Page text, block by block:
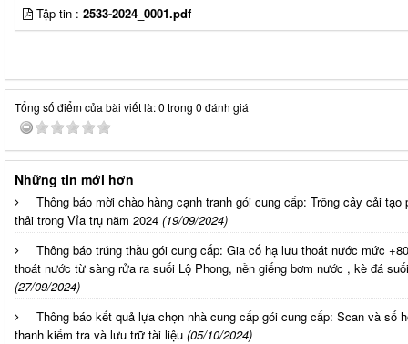
Tập tin : 2533-2024_0001.pdf
Tổng số điểm của bài viết là: 0 trong 0 đánh giá
Những tin mới hơn
Thông báo mời chào hàng cạnh tranh gói cung cấp: Trồng cây cải
thải trong Vỉa trụ năm 2024 (19/09/2024)
Thông báo trúng thầu gói cung cấp: Gia cố hạ lưu thoát nước mức
thoát nước từ sàng rửa ra suối Lộ Phong, nền giếng bơm nước , kè đá
(27/09/2024)
Thông báo kết quả lựa chọn nhà cung cấp gói cung cấp: Scan và số
thanh kiểm tra và lưu trữ tài liệu (05/10/2024)